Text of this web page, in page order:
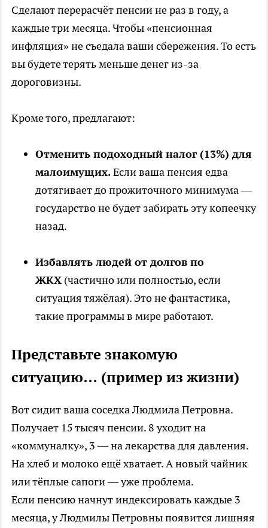
Сделают перерасчёт пенсии не раз в году, а
каждые три месяца. Чтобы «пенсионная
инфляция» не съедала ваши сбережения. То есть
вы будете терять меньше денег из-за
дороговизны.
Кроме того, предлагают:
Отменить подоходный налог (13%) для
малоимущих.Если ваша пенсия едва
дотягивает до прожиточного минимума —
государство не будет забирать эту копеечку
назад.
Избавлять людей от долгов по
ЖКХ (частично или полностью, если
ситуация тяжёлая). Это не фантастика,
такие программы в мире работают.
Представьте знакомую
ситуацию… (пример из жизни)
Вот сидит ваша соседка Людмила Петровна.
Получает 15 тысяч пенсии. 8 уходит на
«коммуналку», 3 — на лекарства для давления.
На хлеб и молоко ещё хватает. А новый чайник
или тёплые сапоги — уже проблема.
Если пенсию начнут индексировать каждые 3
месяца, у Людмилы Петровны появится лишняя